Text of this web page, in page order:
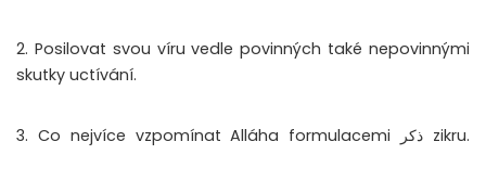
2. Posilovat svou víru vedle povinných také nepovinnými
skutky uctívání.
3. Co nejvíce vzpomínat Alláha formulacemi ذكر zikru.